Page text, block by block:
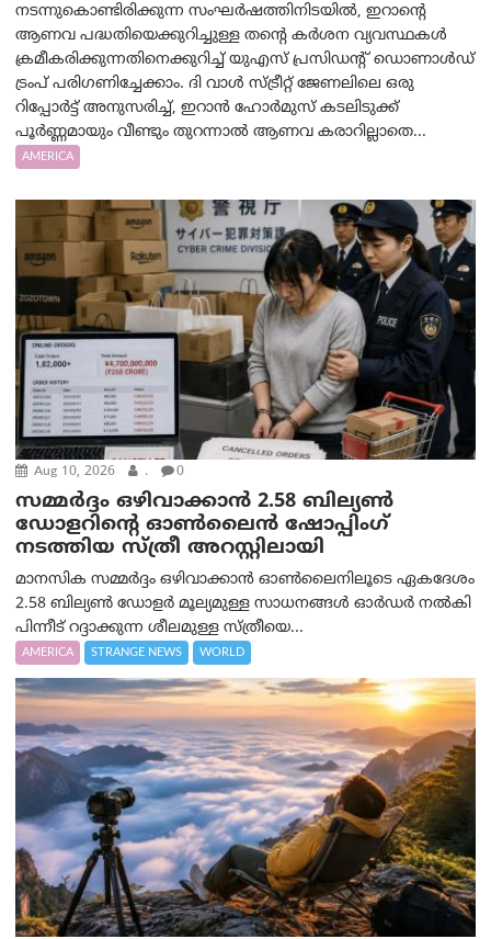
നടന്നുകൊണ്ടിരിക്കുന്ന സംഘർഷത്തിനിടയിൽ, ഇറാന്റെ
ആണവ പദ്ധതിയെക്കുറിച്ചുള്ള തന്റെ കർശന വ്യവസ്ഥകൾ
ക്രമീകരിക്കുന്നതിനെക്കുറിച്ച് യുഎസ് പ്രസിഡന്റ് ഡൊണാൾഡ്
ട്രംപ് പരിഗണിച്ചേക്കാം. ദി വാൾ സ്ട്രീറ്റ് ജേണലിലെ ഒരു
റിപ്പോർട്ട് അനുസരിച്ച്, ഇറാൻ ഹോർമുസ് കടലിടുക്ക്
പൂർണ്ണമായും വീണ്ടും തുറന്നാൽ ആണവ കരാറില്ലാതെ...
AMERICA
Aug 10, 2026 . 0
സമ്മര്‍ദ്ദം ഒഴിവാക്കാന്‍ 2.58 ബില്യൺ
ഡോളറിന്റെ ഓണ്‍ലൈന്‍ ഷോപ്പിംഗ്
നടത്തിയ സ്ത്രീ അറസ്റ്റിലായി
മാനസിക സമ്മര്‍ദ്ദം ഒഴിവാക്കാന്‍ ഓണ്‍ലൈനിലൂടെ ഏകദേശം
2.58 ബില്യൺ ഡോളർ മൂല്യമുള്ള സാധനങ്ങള്‍ ഓര്‍ഡര്‍ നല്‍കി
പിന്നീട് റദ്ദാക്കുന്ന ശീലമുള്ള സ്ത്രീയെ...
AMERICA STRANGE NEWS WORLD